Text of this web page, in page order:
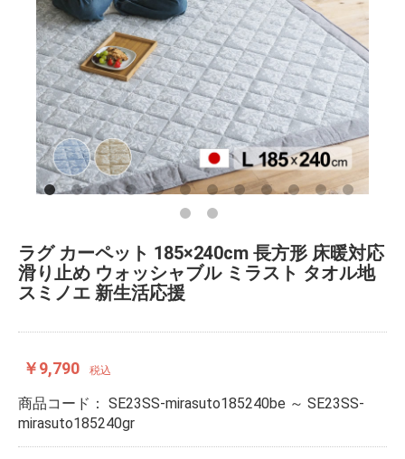
ラグ カーペット 185×240cm 長方形 床暖対応
滑り止め ウォッシャブル ミラスト タオル地
スミノエ 新生活応援
￥9,790 税込
商品コード： SE23SS-mirasuto185240be ～ SE23SS-
mirasuto185240gr